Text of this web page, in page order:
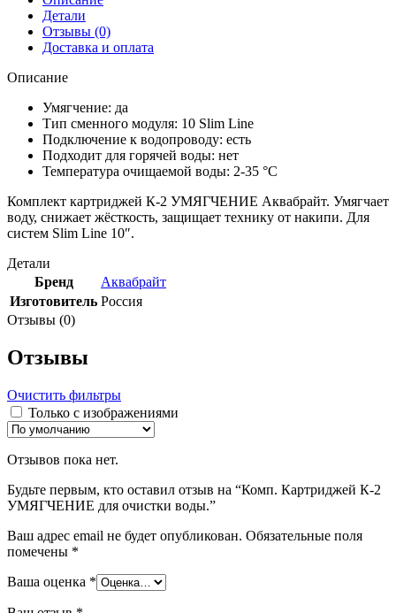
Детали
Отзывы (0)
Доставка и оплата
Описание
Умягчение: да
Тип сменного модуля: 10 Slim Line
Подключение к водопроводу: есть
Подходит для горячей воды: нет
Температура очищаемой воды: 2-35 °С
Комплект картриджей К-2 УМЯГЧЕНИЕ Аквабрайт. Умягчает
воду, снижает жёсткость, защищает технику от накипи. Для
систем Slim Line 10″.
Детали
Бренд
Аквабрайт
Изготовитель Россия
Отзывы (0)
Отзывы
Очистить фильтры
Только с изображениями
Отзывов пока нет.
Будьте первым, кто оставил отзыв на “Комп. Картриджей К-2
УМЯГЧЕНИЕ для очистки воды.”
Ваш адрес email не будет опубликован. Обязательные поля
помечены *
Ваша оценка *